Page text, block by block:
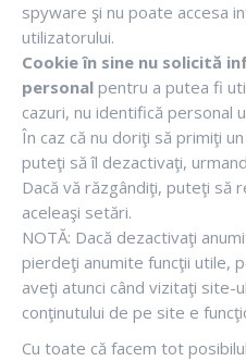
spyware şi nu poate accesa
utilizatorului.
Cookie în sine nu solicită
personal pentru a putea fi
cazuri, nu identifică personal
În caz că nu doriţi să primiţi
puteţi să îl dezactivaţi,
Dacă vă răzgândiţi, puteţi să
aceleaşi setări.
NOTĂ: Dacă dezactivaţi
pierdeţi anumite funcţii utile,
aveţi atunci când vizitaţi site-ul
conţinutului de pe site e
Cu toate că facem tot